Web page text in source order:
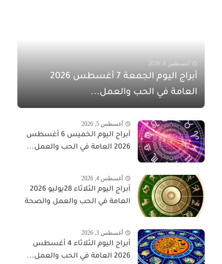
أغسطس 6, 2026
أبراج اليوم الجمعة 7 أغسطس 2026
العامة في الحب والعمل...
أغسطس 5, 2026
أبراج اليوم الخميس 6 أغسطس
2026 العامة في الحب والعمل...
أغسطس 4, 2026
أبراج اليوم الثلاثاء 28يوليو 2026
العامة في الحب والعمل والصحة
أغسطس 3, 2026
أبراج اليوم الثلاثاء 4 أغسطس
2026 العامة في الحب والعمل...